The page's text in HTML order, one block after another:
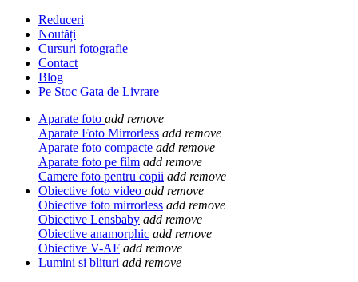
Reduceri
Noutăți
Cursuri fotografie
Contact
Blog
Pe Stoc Gata de Livrare
Aparate foto add remove
Aparate Foto Mirrorless add remove
Aparate foto compacte add remove
Aparate foto pe film add remove
Camere foto pentru copii add remove
Obiective foto video add remove
Obiective foto mirrorless add remove
Obiective Lensbaby add remove
Obiective anamorphic add remove
Obiective V-AF add remove
Lumini si blituri add remove